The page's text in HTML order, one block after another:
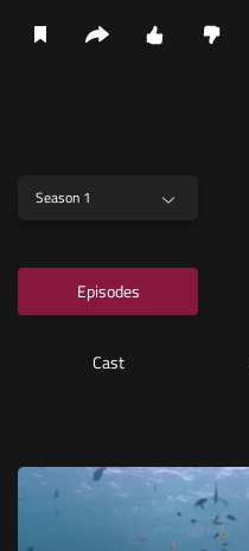
Season 1
Episodes
Cast